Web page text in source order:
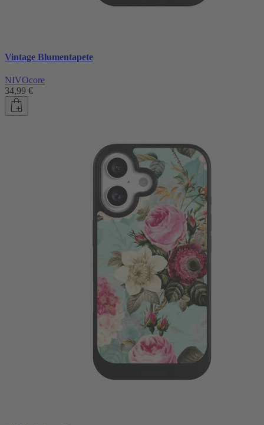
Vintage Blumentapete
NIVOcore
34,99 €